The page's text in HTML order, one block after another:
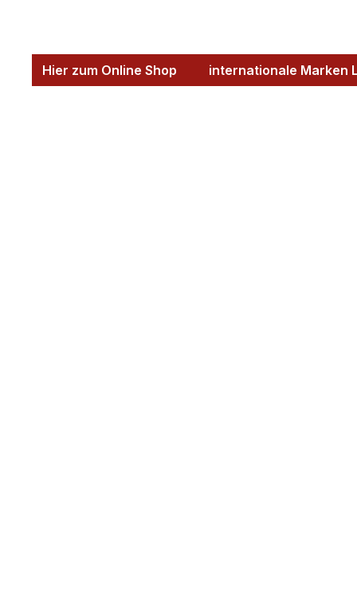
Hier zum Online Shop internationale Marken